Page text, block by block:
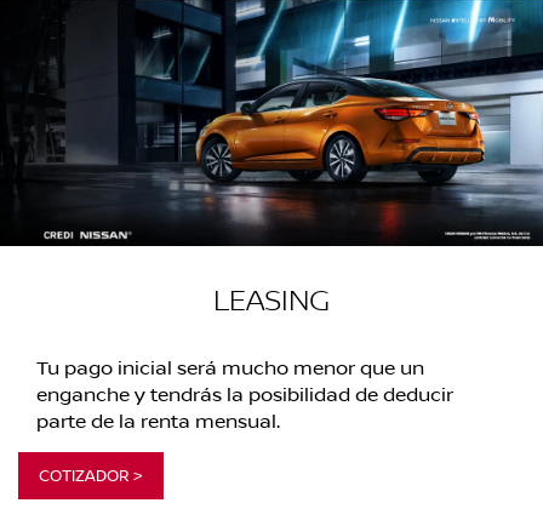
LEASING
Tu pago inicial será mucho menor que un
enganche y tendrás la posibilidad de deducir
parte de la renta mensual.
COTIZADOR >